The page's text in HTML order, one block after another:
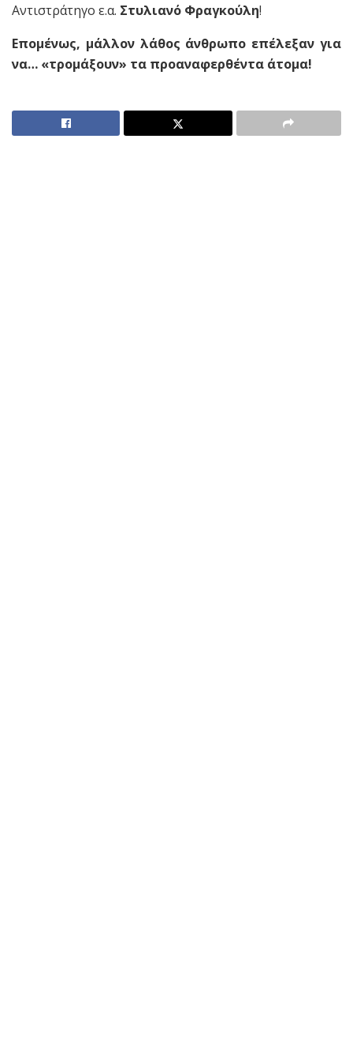
Αντιστράτηγο ε.α. Στυλιανό Φραγκούλη!
Επομένως, μάλλον λάθος άνθρωπο επέλεξαν για
να… «τρομάξουν» τα προαναφερθέντα άτομα!